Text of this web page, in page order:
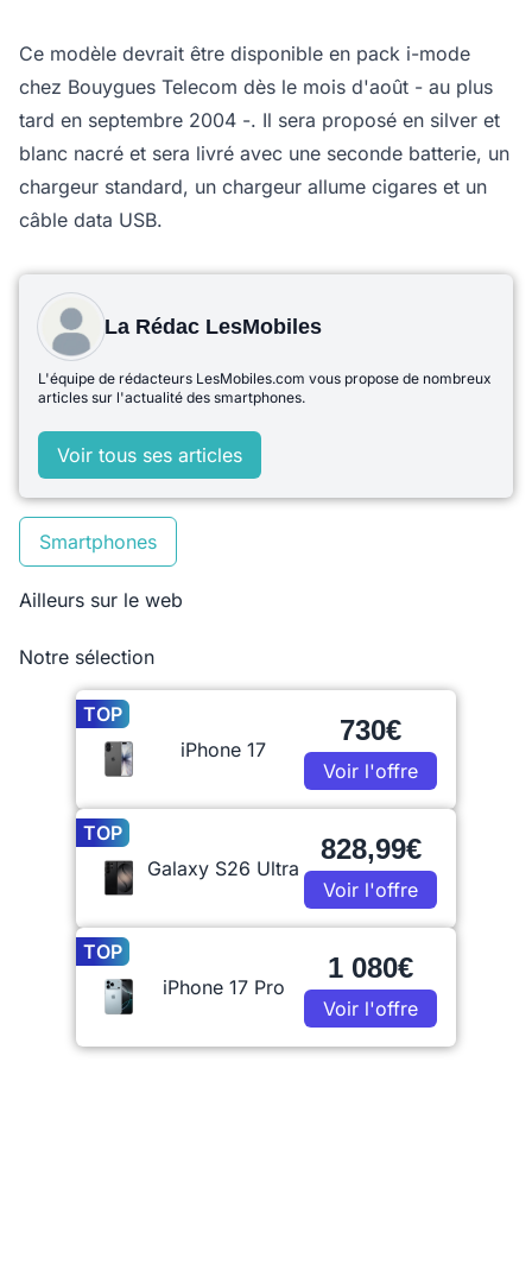
Ce modèle devrait être disponible en pack i-mode
chez Bouygues Telecom dès le mois d'août - au plus
tard en septembre 2004 -. Il sera proposé en silver et
blanc nacré et sera livré avec une seconde batterie, un
chargeur standard, un chargeur allume cigares et un
câble data USB.
La Rédac LesMobiles
L'équipe de rédacteurs LesMobiles.com vous propose de nombreux
articles sur l'actualité des smartphones.
Voir tous ses articles
Smartphones
Ailleurs sur le web
Notre sélection
TOP
iPhone 17
730€
Voir l'offre
TOP
Galaxy S26 Ultra
828,99€
Voir l'offre
TOP
iPhone 17 Pro
1 080€
Voir l'offre